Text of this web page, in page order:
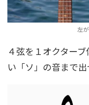
左
４弦を１オクター
い「ソ」の音まで出